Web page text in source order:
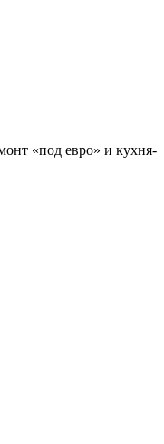
«под евро» и кухня-